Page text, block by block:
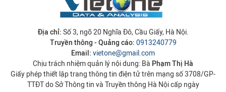
Địa chỉ: Số 3, ngõ 20 Nghĩa Đô, Cầu Giấy, Hà Nội.
Truyền thông - Quảng cáo: 0913240779
Email: vietone@gmail.com
Chịu trách nhiệm quản lý nội dung: Bà Phạm Thị Hà
Giấy phép thiết lập trang thông tin điện tử trên mạng số 3708/GP-
TTĐT do Sở Thông tin và Truyền thông Hà Nội cấp ngày